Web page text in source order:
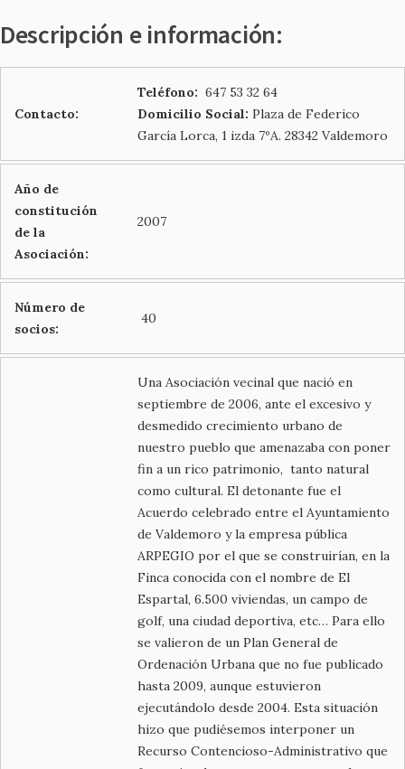
Descripción e información:
Contacto:
Teléfono: 647 53 32 64
Domicilio Social: Plaza de Federico
García Lorca, 1 izda 7ºA. 28342 Valdemoro
Año de
constitución
de la
Asociación:
2007
Número de
socios:
40
Una Asociación vecinal que nació en
septiembre de 2006, ante el excesivo y
desmedido crecimiento urbano de
nuestro pueblo que amenazaba con poner
fin a un rico patrimonio, tanto natural
como cultural. El detonante fue el
Acuerdo celebrado entre el Ayuntamiento
de Valdemoro y la empresa pública
ARPEGIO por el que se construirían, en la
Finca conocida con el nombre de El
Espartal, 6.500 viviendas, un campo de
golf, una ciudad deportiva, etc… Para ello
se valieron de un Plan General de
Ordenación Urbana que no fue publicado
hasta 2009, aunque estuvieron
ejecutándolo desde 2004. Esta situación
hizo que pudiésemos interponer un
Recurso Contencioso-Administrativo que